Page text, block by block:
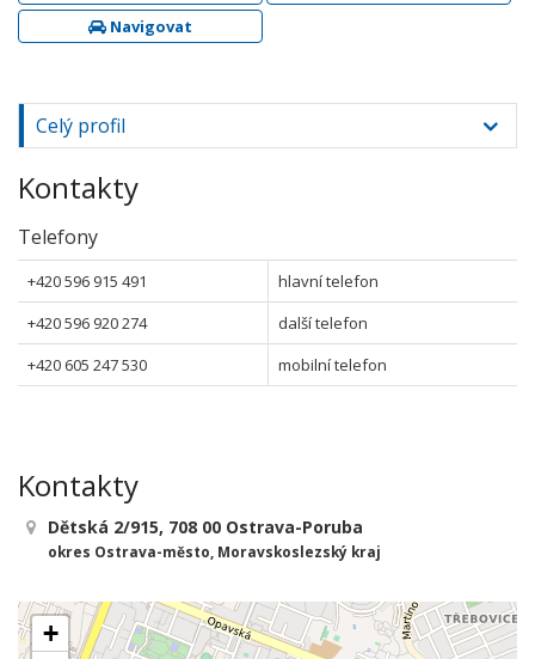
Navigovat
Celý profil
Kontakty
Telefony
+420 596 915 491
hlavní telefon
+420 596 920 274
další telefon
+420 605 247 530
mobilní telefon
Kontakty
Dětská 2/915, 708 00 Ostrava-Poruba
okres Ostrava-město, Moravskoslezský kraj
+